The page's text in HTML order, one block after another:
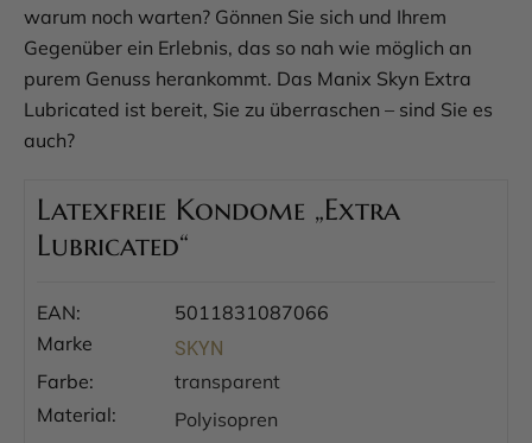
warum noch warten? Gönnen Sie sich und Ihrem
Gegenüber ein Erlebnis, das so nah wie möglich an
purem Genuss herankommt. Das Manix Skyn Extra
Lubricated ist bereit, Sie zu überraschen – sind Sie es
auch?
Latexfreie Kondome „Extra
Lubricated“
EAN:
5011831087066
Marke
SKYN
Farbe:
transparent
Material:
Polyisopren